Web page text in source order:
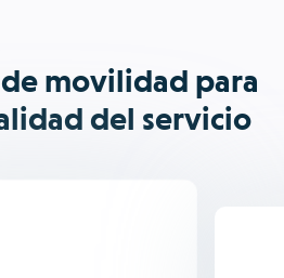
movilidad para
del servicio